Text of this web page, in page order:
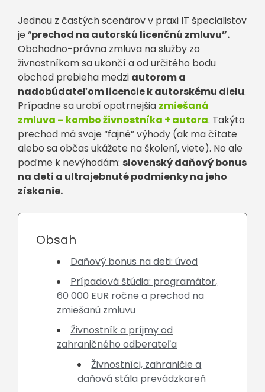
Jednou z častých scenárov v praxi IT špecialistov
je “prechod na autorskú licenčnú zmluvu”.
Obchodno-právna zmluva na služby zo
živnostníkom sa ukončí a od určitého bodu
obchod prebieha medzi autorom a
nadobúdateľom licencie k autorskému dielu.
Prípadne sa urobí opatrnejšia zmiešaná
zmluva – kombo živnostníka + autora. Takýto
prechod má svoje “fajné” výhody (ak ma čítate
alebo sa občas ukážete na školení, viete). No ale
poďme k nevýhodám: slovenský daňový bonus
na deti a ultrajebnuté podmienky na jeho
získanie.
Obsah
Daňový bonus na deti: úvod
Prípadová štúdia: programátor,
60 000 EUR ročne a prechod na
zmiešanú zmluvu
Živnostník a príjmy od
zahraničného odberateľa
Živnostníci, zahraničie a
daňová stála prevádzkareň